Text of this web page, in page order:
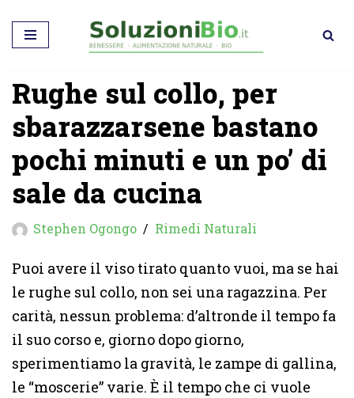
Vai
contenuto
Rughe sul collo, per
sbarazzarsene bastano
pochi minuti e un po’ di
sale da cucina
Stephen Ogongo Rimedi Naturali
Puoi avere il viso tirato quanto vuoi, ma se hai
le rughe sul collo, non sei una ragazzina. Per
carità, nessun problema: d’altronde il tempo fa
il suo corso e, giorno dopo giorno,
sperimentiamo la gravità, le zampe di gallina,
le “moscerie” varie. È il tempo che ci vuole